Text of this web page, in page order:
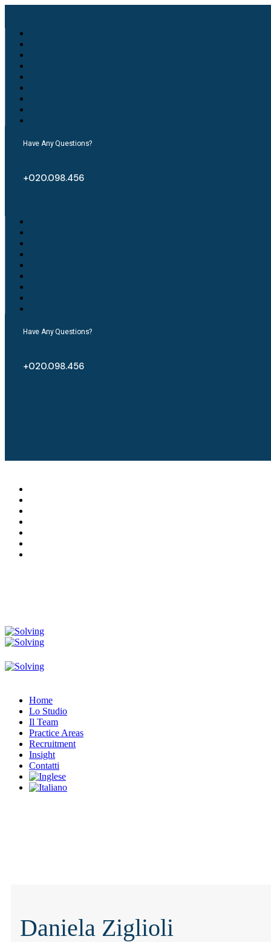
+020.098.456
Have Any Questions?
+020.098.456
Have Any Questions?
Home
Lo Studio
Il Team
Practice Areas
Recruitment
Insight
Contatti
Daniela Ziglioli